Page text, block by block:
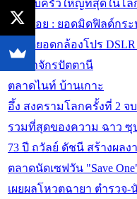
"ครอบครัวใหญ่ที่สุดในโล
ย้อนรอย : ยอดมิดฟิลด์กร
10 สุดยอดกล้องโปร
อาณาจักรปัตตานี
ตลาดไนท์ บ้านเกาะ
อึ้ง สงครามโลกครั้งที่ 2 จ
รวมที่สุดของความ ฉาว ซุป
73 ปี ถวัลย์ ดัชนี สร้างผล
ตลาดนัดเซฟวัน "Save
เผยผลโหวตฉายา ตำรวจ-